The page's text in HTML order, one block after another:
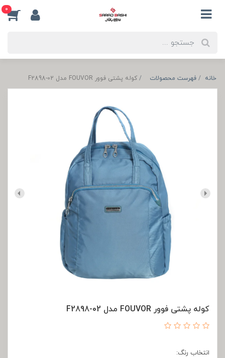
0
خانه فهرست محصولات کوله پشتی فوور FOUVOR مدل F2898-02
کوله پشتی فوور FOUVOR مدل F2898-02
انتخاب رنگ: